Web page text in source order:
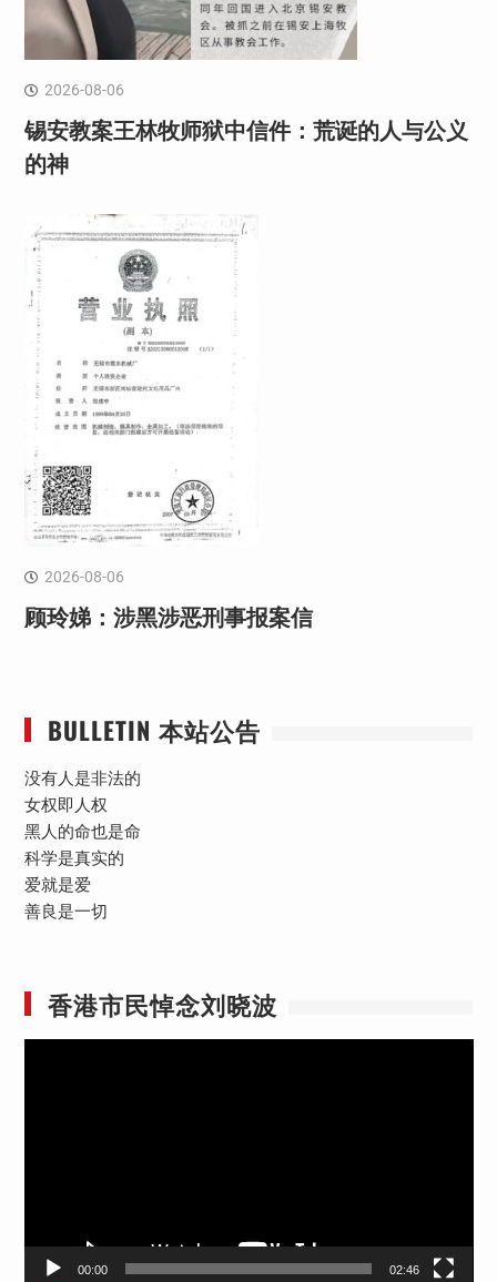
2026-08-06
锡安教案王林牧师狱中信件：荒诞的人与公义
的神
2026-08-06
顾玲娣：涉黑涉恶刑事报案信
BULLETIN 本站公告
没有人是非法的
女权即人权
黑人的命也是命
科学是真实的
爱就是爱
善良是一切
香港市民悼念刘晓波
00:00 02:46